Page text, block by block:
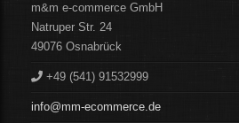
m&m e-commerce GmbH
Natruper Str. 24
49076 Osnabrück
+49 (541) 91532999
info@mm-ecommerce.de